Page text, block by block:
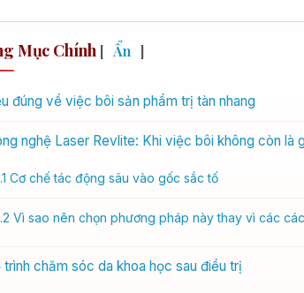
Mục Chính [ Ẩn ]
đúng về việc bôi sản phẩm trị tàn nhang
nghệ Laser Revlite: Khi việc bôi không còn là
Cơ chế tác động sâu vào gốc sắc tố
Vì sao nên chọn phương pháp này thay vì các
trình chăm sóc da khoa học sau điều trị